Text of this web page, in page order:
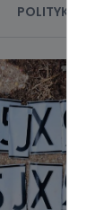
POLITYKA